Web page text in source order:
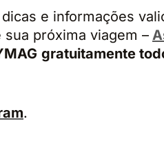
e informações
próxima viagem –
gratuitamente
.